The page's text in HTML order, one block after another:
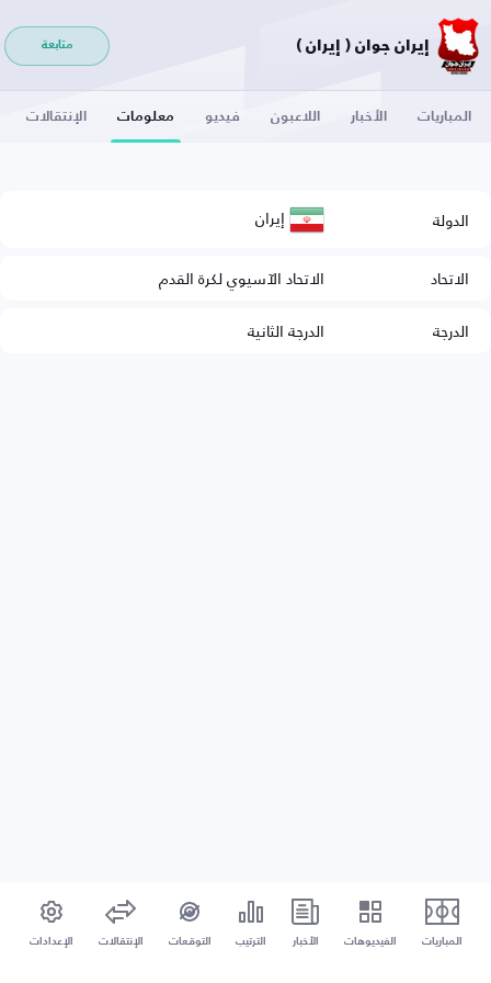
إيران جوان ( إيران ) متابعة
المباريات الأخبار اللاعبون فيديو معلومات الإنتقالات
الدولة إيران
الاتحاد
الاتحاد الآسيوي لكرة القدم
الدرجة
الدرجة الثانية
المباريات الفيديوهات الأخبار الترتيب التوقعات الإنتقالات الإعدادات